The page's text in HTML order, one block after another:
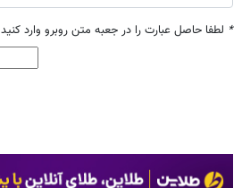
* لطفا حاصل عبارت را در جعبه متن روبرو وارد کنید